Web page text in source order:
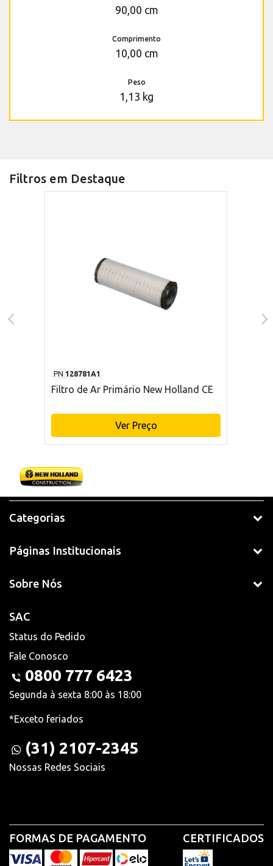
90,00 cm
Comprimento
10,00 cm
Peso
1,13 kg
Filtros em Destaque
PN 128781A1
Filtro de Ar Primário New Holland CE
Ver Preço
Categorias
Páginas Institucionais
Sobre Nós
SAC
Status do Pedido
Fale Conosco
0800 777 6423
Segunda à sexta 8:00 às 18:00
*Exceto feriados
(31) 2107-2345
Nossas Redes Sociais
FORMAS DE PAGAMENTO CERTIFICADOS